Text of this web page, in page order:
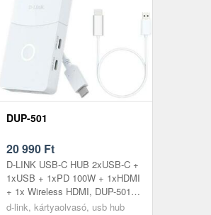
DUP-501
20 990 Ft
D-LINK USB-C HUB 2xUSB-C +
1xUSB + 1xPD 100W + 1xHDMI
+ 1x Wireless HDMI, DUP-501
Expand your possibilities: : 5-in-1
d-link, kártyaolvasó, usb hub